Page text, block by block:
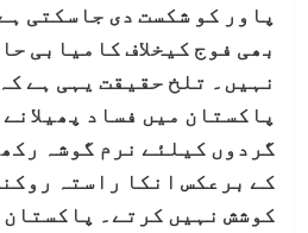
پاور کو شکست دی جاسکتی
بھی فوج کیخلاف کامیابی
نہیں۔ تلخ حقیقت یہی ہے
پاکستان میں فساد
گردوں کیلئے نرم گوشہ
کے برعکس انکا راستہ
کوشش نہیں کرتے۔